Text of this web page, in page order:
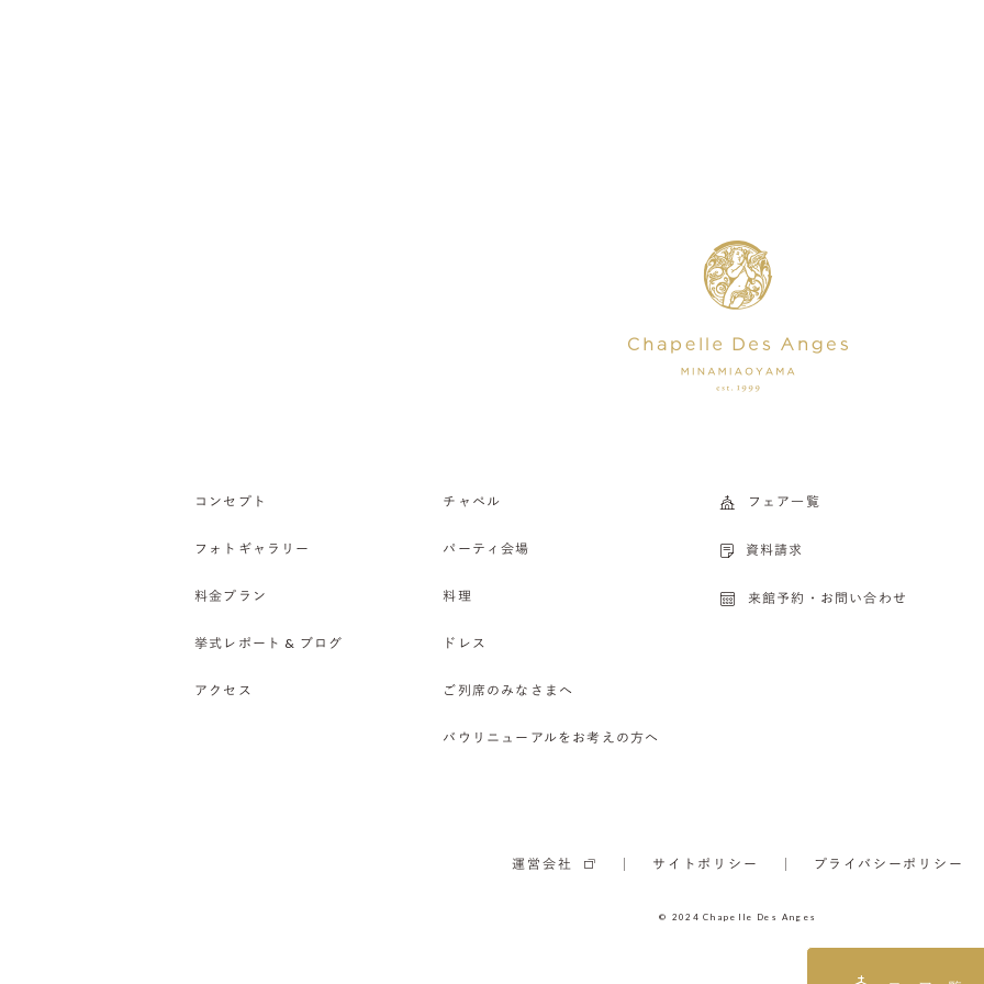
コンセプト
フォトギャラリー
料金プラン
挙式レポート & ブログ
アクセス
チャペル
パーティ会場
料理
ドレス
ご列席のみなさまへ
バウリニューアルをお考えの方へ
フェア一覧
資料請求
来館予約・お問い合わせ
運営会社 サイトポリシー プライバシーポリシー
© 2024 Chapelle Des Anges